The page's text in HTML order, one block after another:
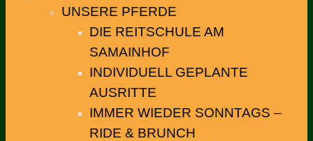
UNSERE PFERDE
DIE REITSCHULE AM
SAMAINHOF
INDIVIDUELL GEPLANTE
AUSRITTE
IMMER WIEDER SONNTAGS –
RIDE & BRUNCH